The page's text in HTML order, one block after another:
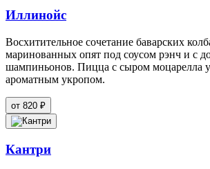
Иллинойс
Восхитительное сочетание баварских
маринованных опят под соусом рэнч и с
шампиньонов. Пицца с сыром моцарелла
ароматным укропом.
от 820 ₽
Кантри